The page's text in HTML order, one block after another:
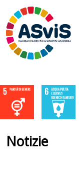
Notizie